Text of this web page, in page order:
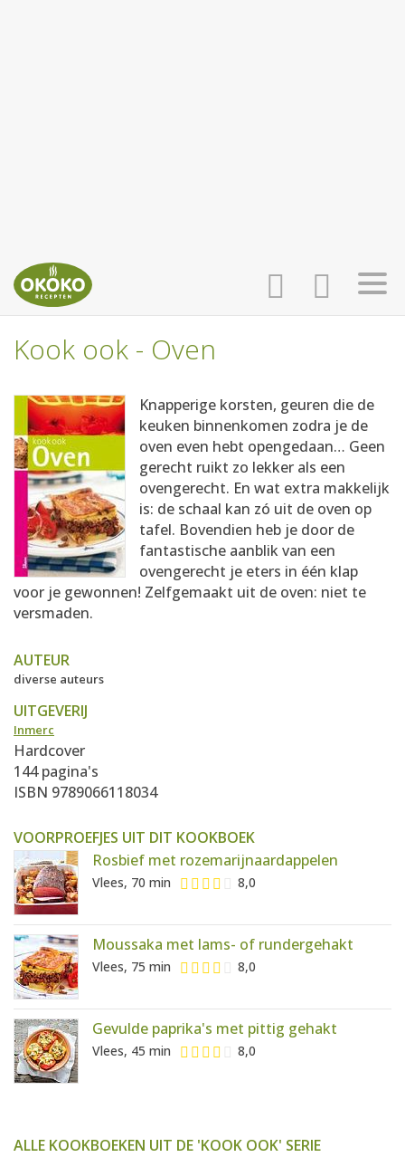
AANMELDEN
HOME
RECEPTEN
WEEKMENU'S
KOOKBOEKEN
Kook ook - Oven
Knapperige korsten, geuren die de
keuken binnenkomen zodra je de
oven even hebt opengedaan… Geen
gerecht ruikt zo lekker als een
ovengerecht. En wat extra makkelijk
is: de schaal kan zó uit de oven op
tafel. Bovendien heb je door de
fantastische aanblik van een
ovengerecht je eters in één klap
voor je gewonnen! Zelfgemaakt uit de oven: niet te
versmaden.
AUTEUR
diverse auteurs
UITGEVERIJ
Inmerc
Hardcover
144 pagina's
ISBN 9789066118034
VOORPROEFJES UIT DIT KOOKBOEK
Rosbief met rozemarijnaardappelen
Vlees, 70 min 8,0
Moussaka met lams- of rundergehakt
Vlees, 75 min 8,0
Gevulde paprika's met pittig gehakt
Vlees, 45 min 8,0
ALLE KOOKBOEKEN UIT DE 'KOOK OOK' SERIE